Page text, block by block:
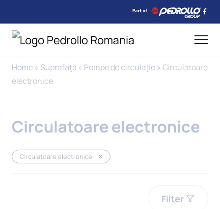
Home» Suprafaţă » Pompe de circulație» Circulatoare
electronice
Circulatoare electronice
Circulatoare electronice
Filter